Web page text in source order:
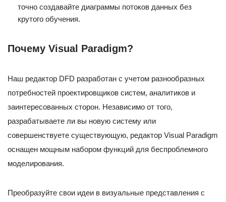
точно создавайте диаграммы потоков данных без
крутого обучения.
Почему Visual Paradigm?
Наш редактор DFD разработан с учетом разнообразных
потребностей проектировщиков систем, аналитиков и
заинтересованных сторон. Независимо от того,
разрабатываете ли вы новую систему или
совершенствуете существующую, редактор Visual Paradigm
оснащен мощным набором функций для беспроблемного
моделирования.
Преобразуйте свои идеи в визуальные представления с